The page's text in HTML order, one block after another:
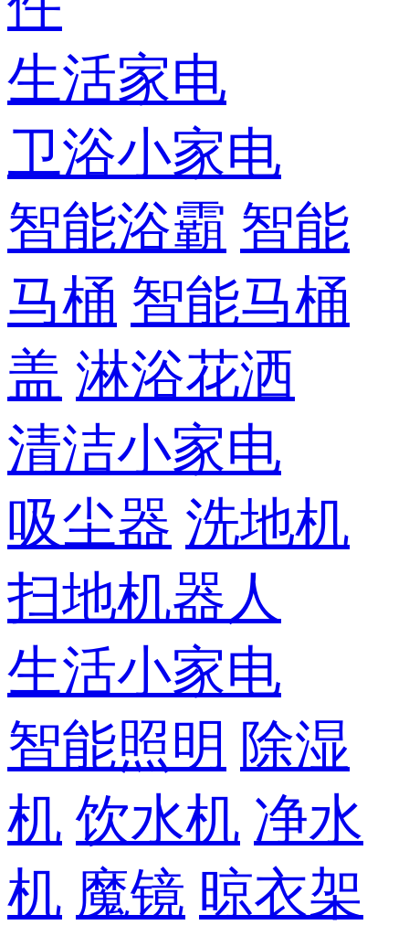
生活家电
卫浴小家电
智能浴霸 智能
马桶 智能马桶
盖 淋浴花洒
清洁小家电
吸尘器 洗地机
扫地机器人
生活小家电
智能照明 除湿
机 饮水机 净水
机 魔镜 晾衣架